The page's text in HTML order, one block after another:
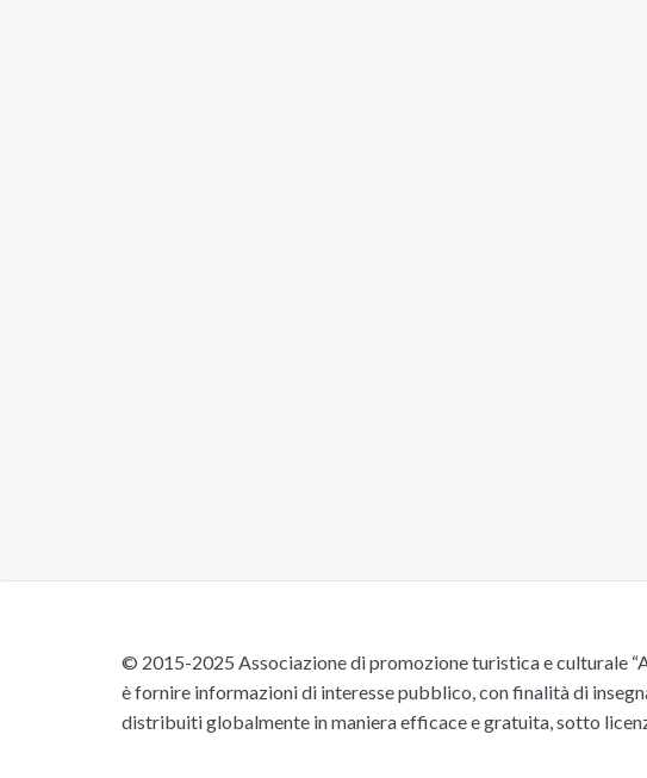
© 2015-2025 Associazione di promozione turistica e culturale
è fornire informazioni di interesse pubblico, con finalità di
distribuiti globalmente in maniera efficace e gratuita, sotto